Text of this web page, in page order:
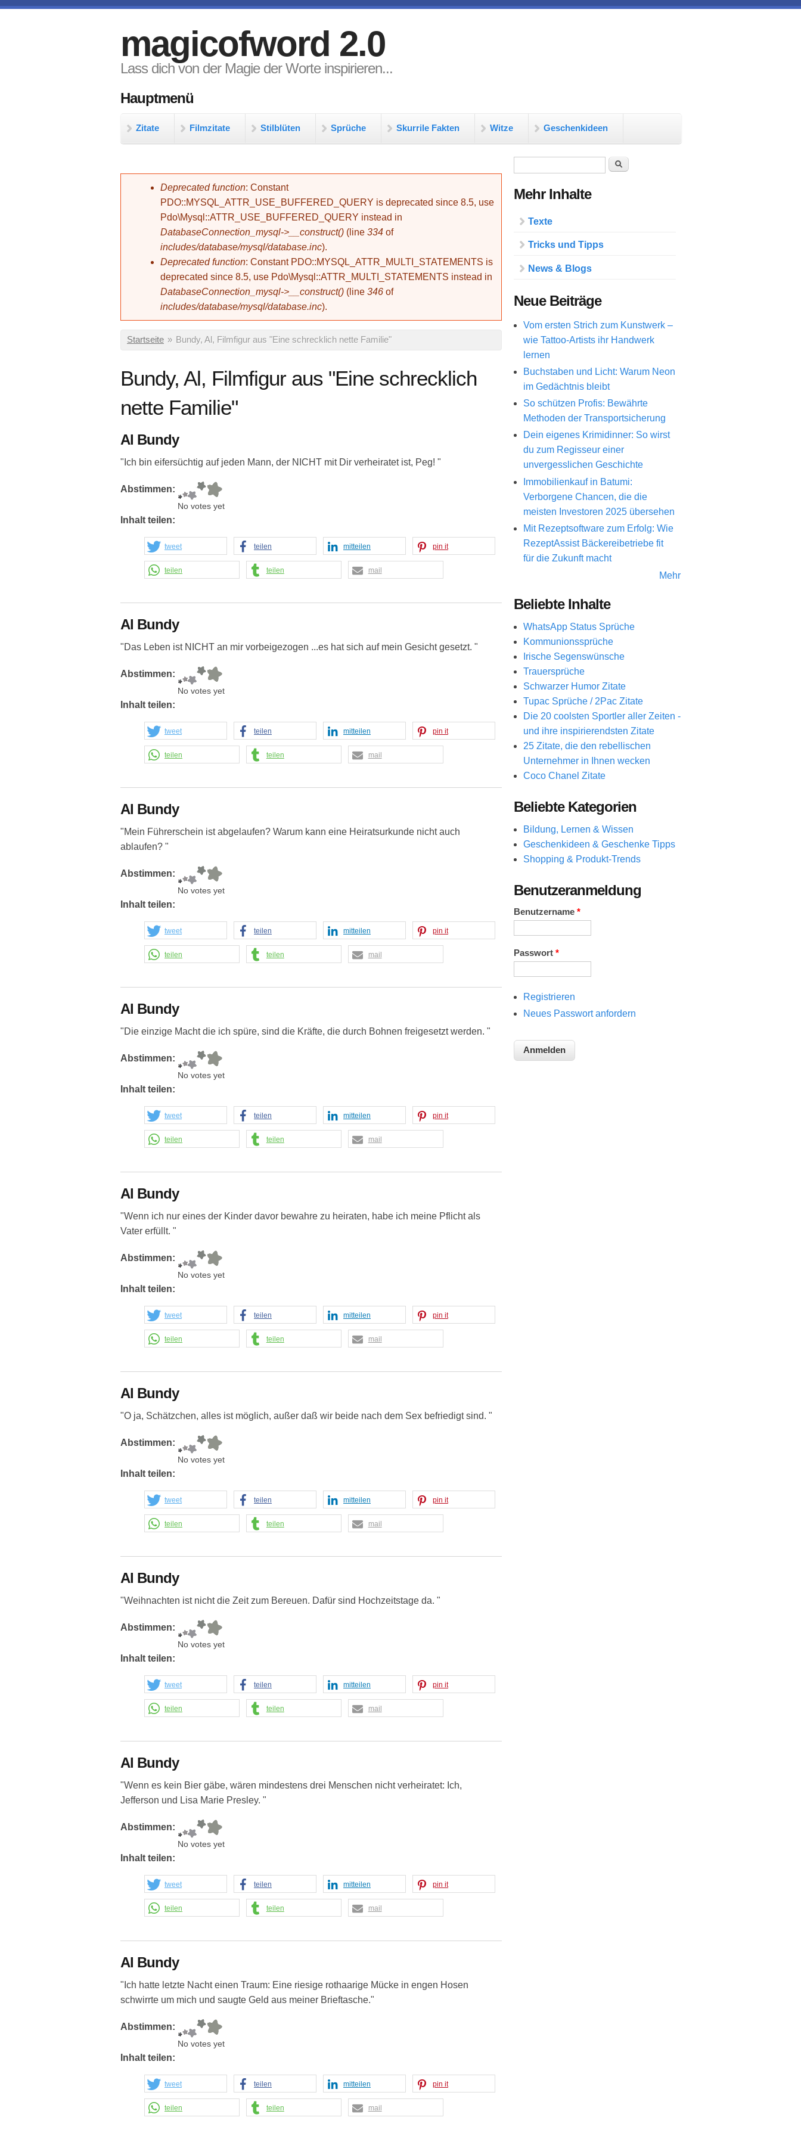
magicofword 2.0
Lass dich von der Magie der Worte inspirieren...
Hauptmenü
Zitate Filmzitate Stilblüten Sprüche Skurrile Fakten Witze Geschenkideen
Fehlermeldung
Deprecated function: Constant
PDO::MYSQL_ATTR_USE_BUFFERED_QUERY is deprecated since 8.5, use
Pdo\Mysql::ATTR_USE_BUFFERED_QUERY instead in
DatabaseConnection_mysql->__construct() (line 334 of
includes/database/mysql/database.inc).
Deprecated function: Constant PDO::MYSQL_ATTR_MULTI_STATEMENTS is
deprecated since 8.5, use Pdo\Mysql::ATTR_MULTI_STATEMENTS instead in
DatabaseConnection_mysql->__construct() (line 346 of
includes/database/mysql/database.inc).
Sie sind hier
Startseite » Bundy, Al, Filmfigur aus "Eine schrecklich nette Familie"
Bundy, Al, Filmfigur aus "Eine schrecklich
nette Familie"
Al Bundy
"Ich bin eifersüchtig auf jeden Mann, der NICHT mit Dir verheiratet ist, Peg! "
Abstimmen:
No votes yet
Inhalt teilen:
tweet teilen mitteilen pin it
teilen teilen mail
Al Bundy
"Das Leben ist NICHT an mir vorbeigezogen ...es hat sich auf mein Gesicht gesetzt. "
Abstimmen:
No votes yet
Inhalt teilen:
tweet teilen mitteilen pin it
teilen teilen mail
Al Bundy
"Mein Führerschein ist abgelaufen? Warum kann eine Heiratsurkunde nicht auch
ablaufen? "
Abstimmen:
No votes yet
Inhalt teilen:
tweet teilen mitteilen pin it
teilen teilen mail
Al Bundy
"Die einzige Macht die ich spüre, sind die Kräfte, die durch Bohnen freigesetzt werden. "
Abstimmen:
No votes yet
Inhalt teilen:
tweet teilen mitteilen pin it
teilen teilen mail
Al Bundy
"Wenn ich nur eines der Kinder davor bewahre zu heiraten, habe ich meine Pflicht als
Vater erfüllt. "
Abstimmen:
No votes yet
Inhalt teilen:
tweet teilen mitteilen pin it
teilen teilen mail
Al Bundy
"O ja, Schätzchen, alles ist möglich, außer daß wir beide nach dem Sex befriedigt sind. "
Abstimmen:
No votes yet
Inhalt teilen:
tweet teilen mitteilen pin it
teilen teilen mail
Al Bundy
"Weihnachten ist nicht die Zeit zum Bereuen. Dafür sind Hochzeitstage da. "
Abstimmen:
No votes yet
Inhalt teilen:
tweet teilen mitteilen pin it
teilen teilen mail
Al Bundy
"Wenn es kein Bier gäbe, wären mindestens drei Menschen nicht verheiratet: Ich,
Jefferson und Lisa Marie Presley. "
Abstimmen:
No votes yet
Inhalt teilen:
tweet teilen mitteilen pin it
teilen teilen mail
Al Bundy
"Ich hatte letzte Nacht einen Traum: Eine riesige rothaarige Mücke in engen Hosen
schwirrte um mich und saugte Geld aus meiner Brieftasche."
Abstimmen:
No votes yet
Inhalt teilen:
tweet teilen mitteilen pin it
teilen teilen mail
Suche
Mehr Inhalte
Texte
Tricks und Tipps
News & Blogs
Neue Beiträge
Vom ersten Strich zum Kunstwerk –
wie Tattoo-Artists ihr Handwerk
lernen
Buchstaben und Licht: Warum Neon
im Gedächtnis bleibt
So schützen Profis: Bewährte
Methoden der Transportsicherung
Dein eigenes Krimidinner: So wirst
du zum Regisseur einer
unvergesslichen Geschichte
Immobilienkauf in Batumi:
Verborgene Chancen, die die
meisten Investoren 2025 übersehen
Mit Rezeptsoftware zum Erfolg: Wie
RezeptAssist Bäckereibetriebe fit
für die Zukunft macht
Mehr
Beliebte Inhalte
WhatsApp Status Sprüche
Kommunionssprüche
Irische Segenswünsche
Trauersprüche
Schwarzer Humor Zitate
Tupac Sprüche / 2Pac Zitate
Die 20 coolsten Sportler aller Zeiten -
und ihre inspirierendsten Zitate
25 Zitate, die den rebellischen
Unternehmer in Ihnen wecken
Coco Chanel Zitate
Beliebte Kategorien
Bildung, Lernen & Wissen
Geschenkideen & Geschenke Tipps
Shopping & Produkt-Trends
Benutzeranmeldung
Benutzername *
Passwort *
Registrieren
Neues Passwort anfordern